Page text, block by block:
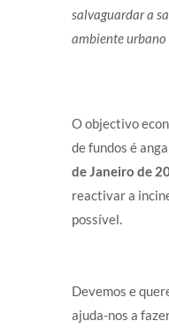
salvaguardar a
ambiente urbano
O objectivo
de fundos é
de Janeiro de
reactivar a
possível.
Devemos e
ajuda-nos a